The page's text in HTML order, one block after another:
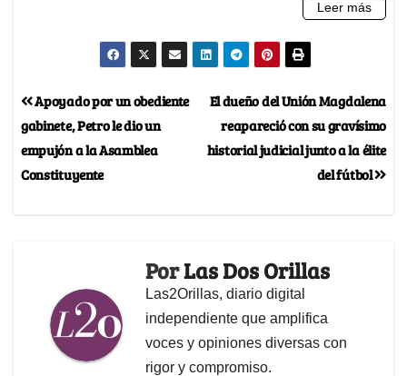
El dueño del Unión Magdalena
reapareció con su gravísimo
historial judicial junto a la élite
del fútbol
Apoyado por un obediente
gabinete, Petro le dio un
empujón a la Asamblea
Constituyente
PorLas Dos Orillas
Las2Orillas, diario digital
independiente que amplifica
voces y opiniones diversas con
rigor y compromiso.